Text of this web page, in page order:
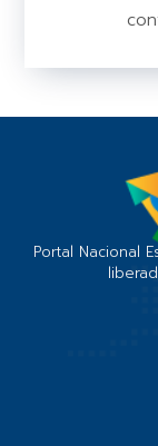
Portal Nacional